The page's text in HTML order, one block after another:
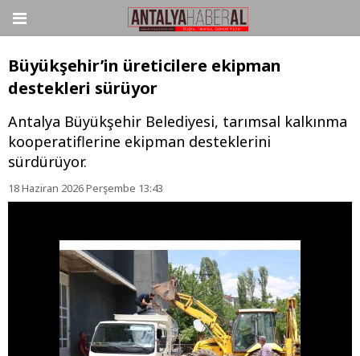
Büyükşehir’in üreticilere ekipman
destekleri sürüyor
Antalya Büyükşehir Belediyesi, tarımsal kalkınma
kooperatiflerine ekipman desteklerini
sürdürüyor.
18 Haziran 2026 Perşembe 13:43